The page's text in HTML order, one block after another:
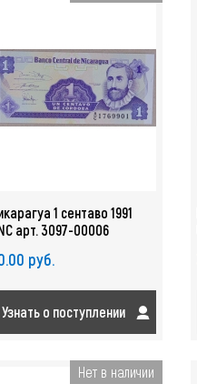
1 сентаво 1991
арт. 3097-00006
руб.
Узнать о поступлении
Нет в наличии